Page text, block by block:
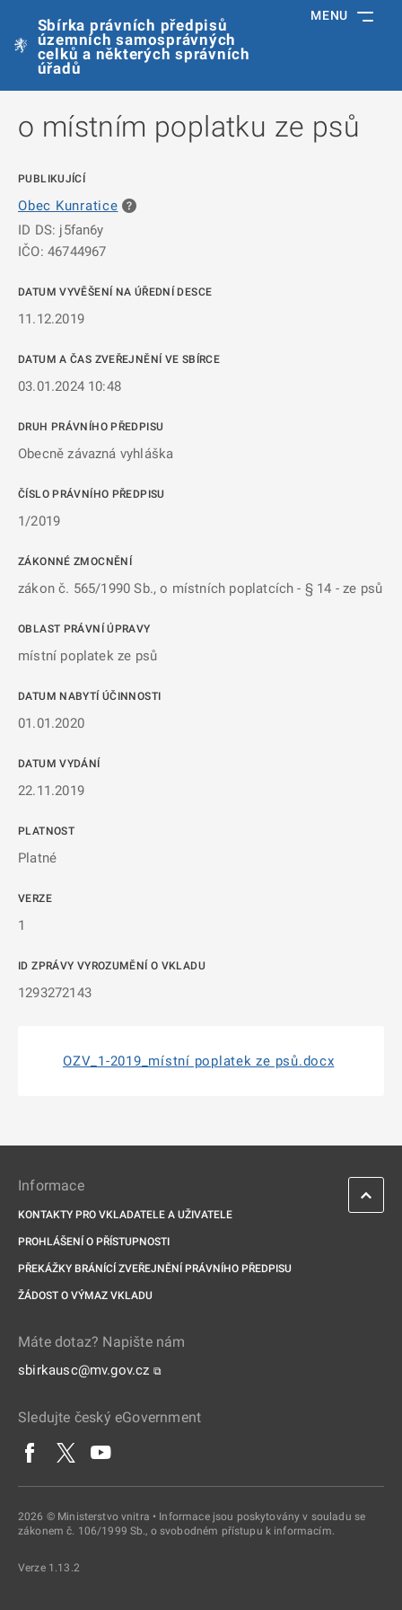
Sbírka právních předpisů
územních samosprávných
celků a některých správních
úřadů
MENU
o místním poplatku ze psů
PUBLIKUJÍCÍ
Obec Kunratice
ID DS: j5fan6y
IČO: 46744967
DATUM VYVĚŠENÍ NA ÚŘEDNÍ DESCE
11.12.2019
DATUM A ČAS ZVEŘEJNĚNÍ VE SBÍRCE
03.01.2024 10:48
DRUH PRÁVNÍHO PŘEDPISU
Obecně závazná vyhláška
ČÍSLO PRÁVNÍHO PŘEDPISU
1/2019
ZÁKONNÉ ZMOCNĚNÍ
zákon č. 565/1990 Sb., o místních poplatcích - § 14 - ze psů
OBLAST PRÁVNÍ ÚPRAVY
místní poplatek ze psů
DATUM NABYTÍ ÚČINNOSTI
01.01.2020
DATUM VYDÁNÍ
22.11.2019
PLATNOST
Platné
VERZE
1
ID ZPRÁVY VYROZUMĚNÍ O VKLADU
1293272143
OZV_1-2019_místní poplatek ze psů.docx
Informace
KONTAKTY PRO VKLADATELE A UŽIVATELE
PROHLÁŠENÍ O PŘÍSTUPNOSTI
PŘEKÁŽKY BRÁNÍCÍ ZVEŘEJNĚNÍ PRÁVNÍHO PŘEDPISU
ŽÁDOST O VÝMAZ VKLADU
Máte dotaz? Napište nám
sbirkausc@mv.gov.cz ⧉
Sledujte český eGovernment
2026 © Ministerstvo vnitra • Informace jsou poskytovány v souladu se
zákonem č. 106/1999 Sb., o svobodném přístupu k informacím.
Verze 1.13.2